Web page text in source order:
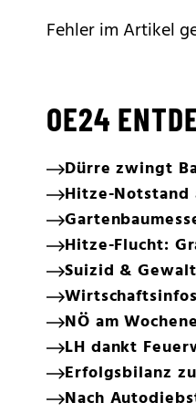
Fehler im Artikel
OE24
Dürre zwingt
Hitze-Notstand
Hitze-Flucht:
Suizid &
NÖ am
LH dankt
Erfolgsbilanz
Nach